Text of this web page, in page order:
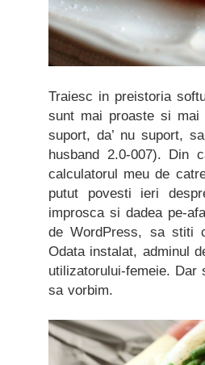
Traiesc in preistoria
sunt mai proaste si mai
suport, da’ nu suport,
husband 2.0-007). Din
calculatorul meu de
putut povesti ieri
improsca si dadea pe-
de WordPress, sa stiti
Odata instalat, adminul
utilizatorului-femeie. Dar
sa vorbim.